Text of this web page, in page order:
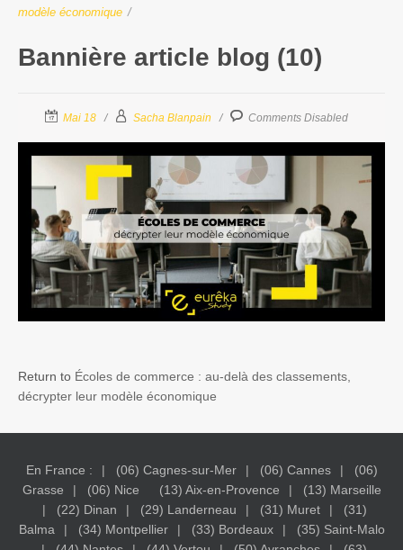
modèle économique /
Bannière article blog (10)
Mai 18 Sacha Blanpain Comments Disabled
Return to Écoles de commerce : au-delà des classements,
décrypter leur modèle économique
En France : (06) Cagnes-sur-Mer (06) Cannes
(06)
Grasse
(06) Nice (13) Aix-en-Provence
(13) Marseille
(22) Dinan
(29) Landerneau (31) Muret
(31)
Balma
(34) Montpellier (33) Bordeaux
(35) Saint-Malo